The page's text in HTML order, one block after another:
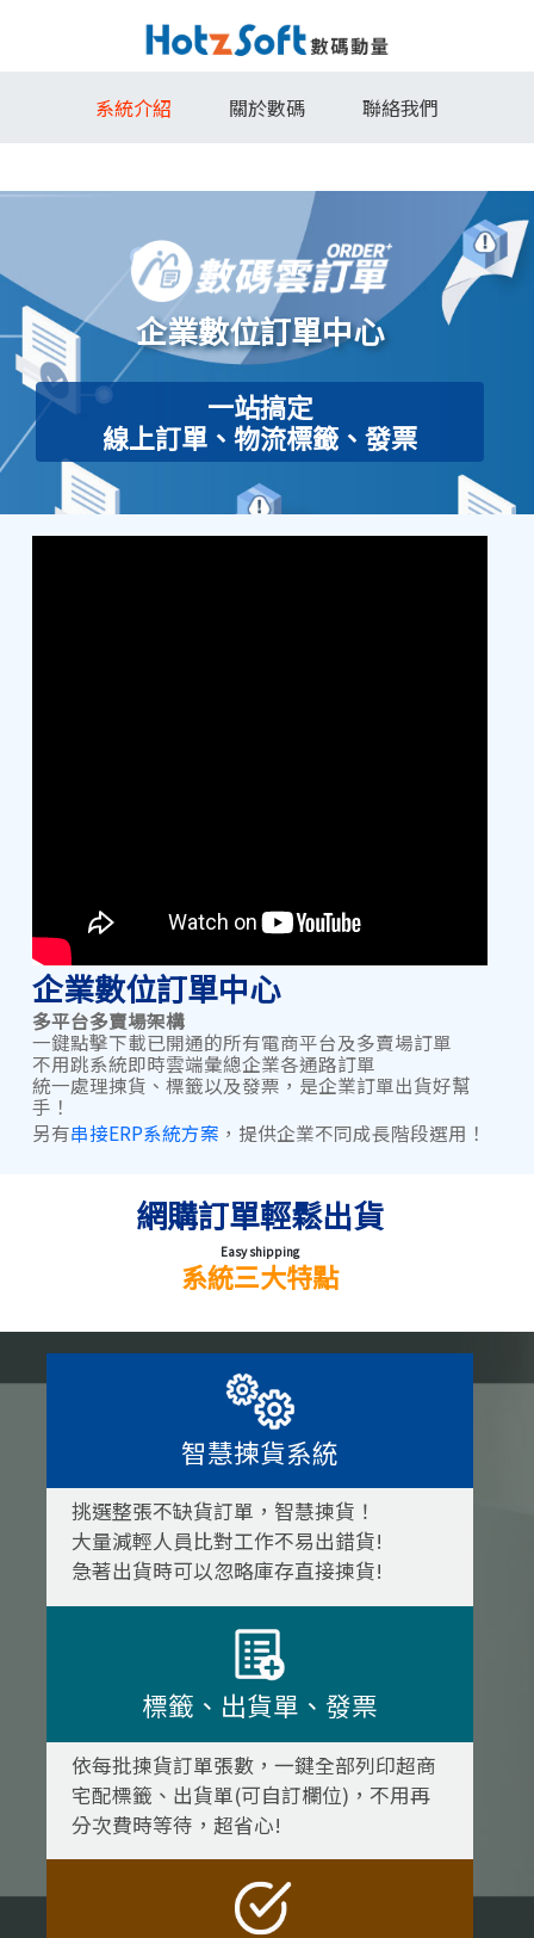
系統介紹 關於數碼 聯絡我們
企業數位訂單中心
一站搞定
線上訂單、物流標籤、發票
企業數位訂單中心
多平台多賣場架構
一鍵點擊下載已開通的所有電商平台及多賣場訂單
不用跳系統即時雲端彙總企業各通路訂單
統一處理揀貨、標籤以及發票，是企業訂單出貨好幫
手！
另有串接ERP系統方案 ，提供企業不同成長階段選用！
網購訂單輕鬆出貨
Easy shipping
系統三大特點
智慧揀貨系統
挑選整張不缺貨訂單，智慧揀貨！
大量減輕人員比對工作不易出錯貨!
急著出貨時可以忽略庫存直接揀貨!
標籤、出貨單、發票
依每批揀貨訂單張數，一鍵全部列印超商
宅配標籤、出貨單(可自訂欄位)，不用再
分次費時等待，超省心!